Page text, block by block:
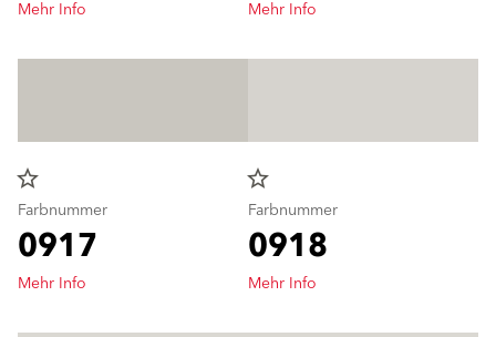
Mehr Info Mehr Info
star_border
Farbnummer
0917
Mehr Info
star_border
Farbnummer
0918
Mehr Info